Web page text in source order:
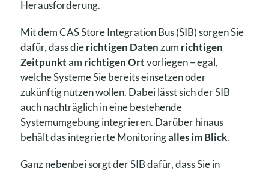
Herausforderung.
Mit dem CAS Store Integration Bus (SIB) sorgen Sie
dafür, dass dierichtigen Datenzum richtigen
Zeitpunktam richtigen Ortvorliegen – egal,
welche Systeme Sie bereits einsetzen oder
zukünftig nutzen wollen. Dabei lässt sich der SIB
auch nachträglich in eine bestehende
Systemumgebung integrieren. Darüber hinaus
behält das integrierte Monitoringalles im Blick.
Ganz nebenbei sorgt der SIB dafür, dass Sie in